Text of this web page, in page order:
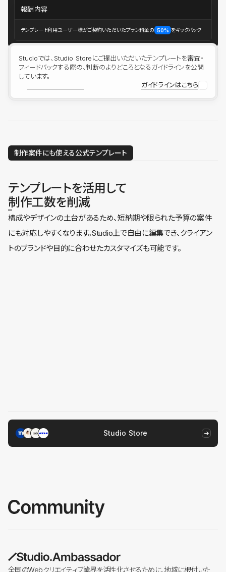
報酬内容
テンプレート利用ユーザー様がご契約いただいたプラン料金の 50% をキックバック
Studioでは、Studio Storeにご提出いただいたテンプレートを審査・
フィードバックする際の、判断のよりどころとなるガイドラインを公開
しています。
ガイドラインはこちら
制作案件にも使える公式テンプレート
テンプレートを活用して
制作工数を削減
構成やデザインの土台があるため、短納期や限られた予算の案件
にも対応しやすくなります。Studio上で自由に編集でき、クライアン
トのブランドや目的に合わせたカスタマイズも可能です。
Studio Store
全国のWebクリエイティブ業界を活性化させるために、地域に根付いた